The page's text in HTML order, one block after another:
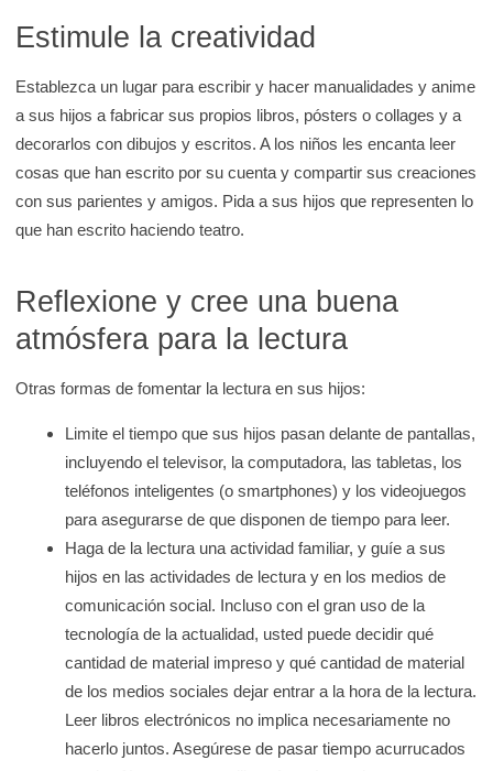
Estimule la creatividad
Establezca un lugar para escribir y hacer manualidades y anime
a sus hijos a fabricar sus propios libros, pósters o collages y a
decorarlos con dibujos y escritos. A los niños les encanta leer
cosas que han escrito por su cuenta y compartir sus creaciones
con sus parientes y amigos. Pida a sus hijos que representen lo
que han escrito haciendo teatro.
Reflexione y cree una buena
atmósfera para la lectura
Otras formas de fomentar la lectura en sus hijos:
Limite el tiempo que sus hijos pasan delante de pantallas,
incluyendo el televisor, la computadora, las tabletas, los
teléfonos inteligentes (o smartphones) y los videojuegos
para asegurarse de que disponen de tiempo para leer.
Haga de la lectura una actividad familiar, y guíe a sus
hijos en las actividades de lectura y en los medios de
comunicación social. Incluso con el gran uso de la
tecnología de la actualidad, usted puede decidir qué
cantidad de material impreso y qué cantidad de material
de los medios sociales dejar entrar a la hora de la lectura.
Leer libros electrónicos no implica necesariamente no
hacerlo juntos. Asegúrese de pasar tiempo acurrucados